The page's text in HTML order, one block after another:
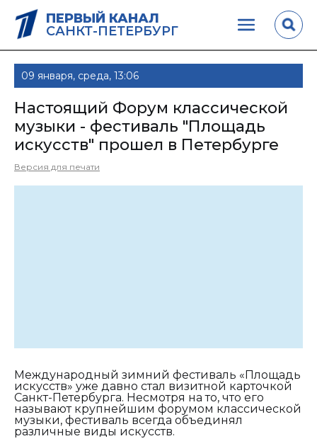
ПЕРВЫЙ КАНАЛ
САНКТ-ПЕТЕРБУРГ
09 января, среда, 13:06
Настоящий Форум классической
музыки - фестиваль "Площадь
искусств" прошел в Петербурге
Версия для печати
Международный зимний фестиваль «Площадь
искусств» уже давно стал визитной карточкой
Санкт-Петербурга. Несмотря на то, что его
называют крупнейшим форумом классической
музыки, фестиваль всегда объединял
различные виды искусств.